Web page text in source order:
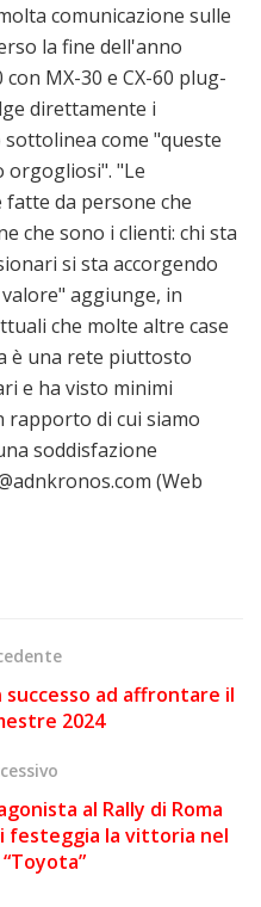
comunicazione sulle
la fine dell'anno
MX-30 e CX-60 plug-
direttamente i
come "queste
orgogliosi". "Le
da persone che
che sono i clienti: chi sta
si sta accorgendo
aggiunge, in
che molte altre case
è una rete piuttosto
e ha visto minimi
rapporto di cui siamo
soddisfazione
(Web
successo ad affrontare il
2024
al Rally di Roma
festeggia la vittoria nel